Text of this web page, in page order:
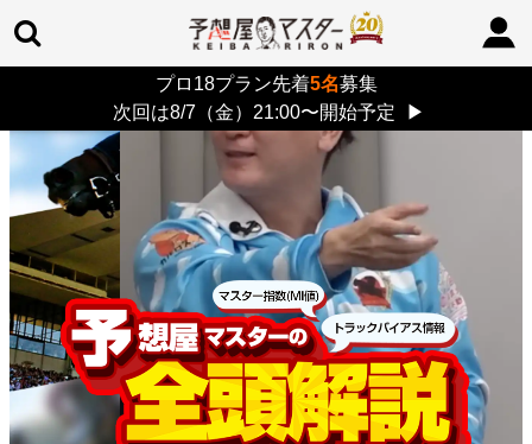
プロ18プラン先着5名募集
次回は8/7（金）21:00〜開始予定
▶
> 26/8/9 (日)